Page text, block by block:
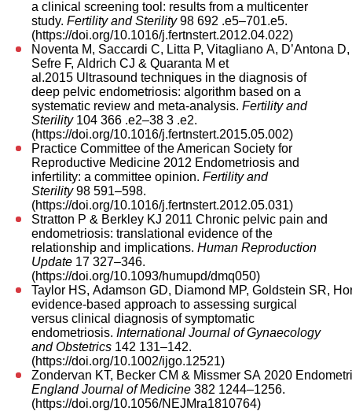
a clinical screening tool: results from a multicenter
study. Fertility and Sterility98 692 .e5–701.e5.
(https://doi.org/10.1016/j.fertnstert.2012.04.022)
Noventa M, Saccardi C, Litta P, Vitagliano A, D’Antona
Sefre F, Aldrich CJ & Quaranta M et
al.2015 Ultrasound techniques in the diagnosis of
deep pelvic endometriosis: algorithm based on a
systematic review and meta-analysis. Fertility and
Sterility104 366 .e2–38 3 .e2.
(https://doi.org/10.1016/j.fertnstert.2015.05.002)
Practice Committee of the American Society for
Reproductive Medicine 2012 Endometriosis and
infertility: a committee opinion. Fertility and
Sterility98 591–598.
(https://doi.org/10.1016/j.fertnstert.2012.05.031)
Stratton P & Berkley KJ 2011 Chronic pelvic pain and
endometriosis: translational evidence of the
relationship and implications. Human Reproduction
Update 17 327–346.
(https://doi.org/10.1093/humupd/dmq050)
Taylor HS, Adamson GD, Diamond MP, Goldstein SR,
evidence‐based approach to assessing surgical
versus clinical diagnosis of symptomatic
endometriosis. International Journal of Gynaecology
and Obstetrics 142 131–142.
(https://doi.org/10.1002/ijgo.12521)
Zondervan KT, Becker CM & Missmer SA 2020
England Journal of Medicine 382 1244–1256.
(https://doi.org/10.1056/NEJMra1810764)